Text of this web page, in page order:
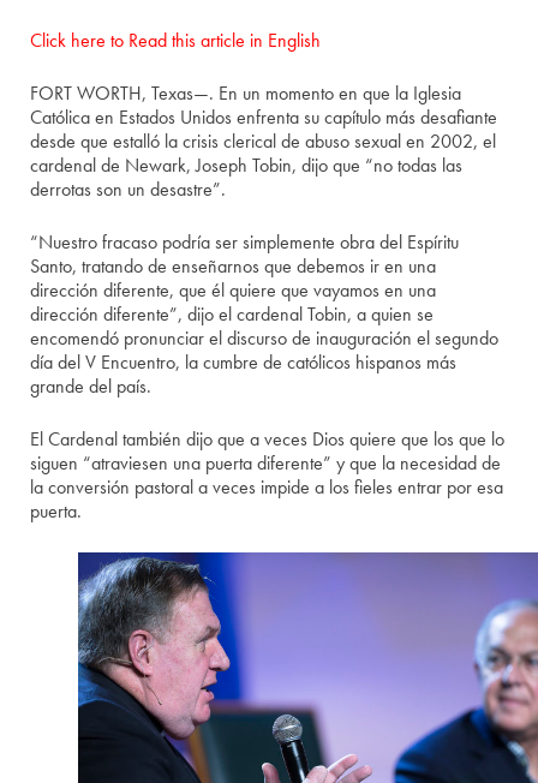
Click here to Read this article in English
FORT WORTH, Texas—. En un momento en que la Iglesia
Católica en Estados Unidos enfrenta su capítulo más desafiante
desde que estalló la crisis clerical de abuso sexual en 2002, el
cardenal de Newark, Joseph Tobin, dijo que “no todas las
derrotas son un desastre”.
“Nuestro fracaso podría ser simplemente obra del Espíritu
Santo, tratando de enseñarnos que debemos ir en una
dirección diferente, que él quiere que vayamos en una
dirección diferente”, dijo el cardenal Tobin, a quien se
encomendó pronunciar el discurso de inauguración el segundo
día del V Encuentro, la cumbre de católicos hispanos más
grande del país.
El Cardenal también dijo que a veces Dios quiere que los que lo
siguen “atraviesen una puerta diferente” y que la necesidad de
la conversión pastoral a veces impide a los fieles entrar por esa
puerta.